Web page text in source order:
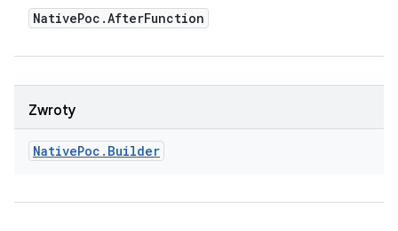
NativePoc .AfterFunction
Zwroty
NativePoc . Builder